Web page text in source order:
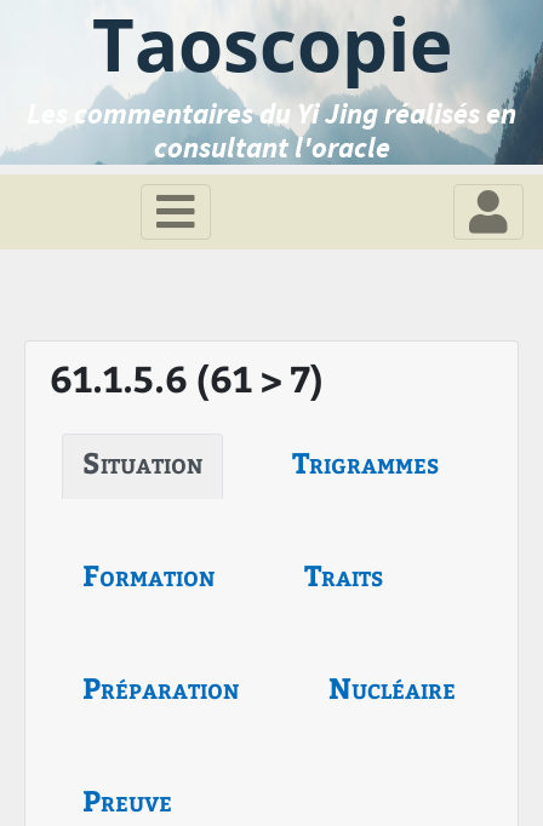
Taoscopie
Les commentaires du Yi Jing réalisés en
consultant l'oracle
61.1.5.6 (61 > 7)
Situation Trigrammes
Formation Traits
Préparation Nucléaire
Preuve